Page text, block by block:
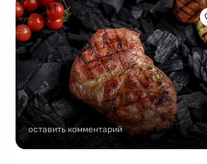
оставить комментарий